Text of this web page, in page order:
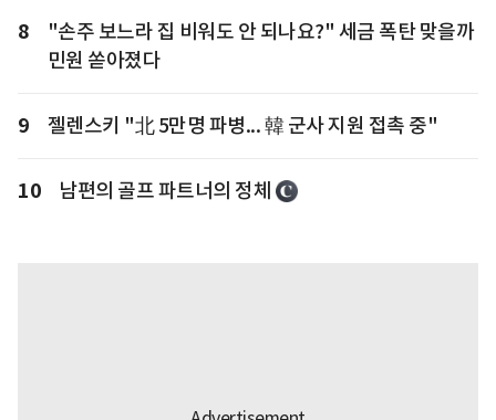
8
"손주 보느라 집 비워도 안 되나요?" 세금 폭탄 맞을까
민원 쏟아졌다
9 젤렌스키 "北 5만명 파병... 韓 군사 지원 접촉 중"
10 남편의 골프 파트너의 정체